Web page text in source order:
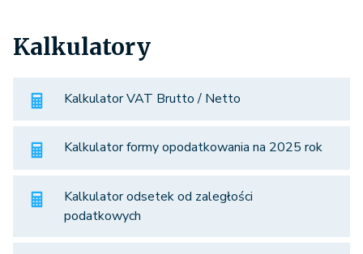
Kalkulatory
Kalkulator VAT Brutto / Netto
Kalkulator formy opodatkowania na 2025 rok
Kalkulator odsetek od zaległości
podatkowych